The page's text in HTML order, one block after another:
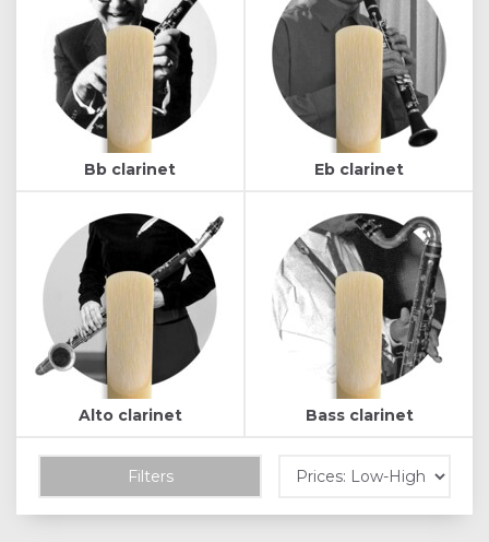
Bb clarinet Eb clarinet
Alto clarinet Bass clarinet
Filters